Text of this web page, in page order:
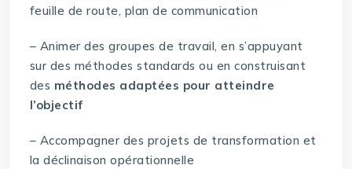
feuille de route, plan de communication
– Animer des groupes de travail, en s’appuyant
sur des méthodes standards ou en construisant
des méthodes adaptées pour atteindre
l’objectif
– Accompagner des projets de transformation et
la déclinaison opérationnelle